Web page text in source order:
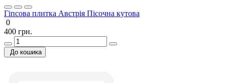
Гіпсова плитка Австрія Пісочна кутова
0
400 грн.
До кошика